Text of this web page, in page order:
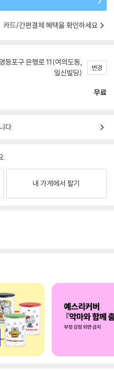
카드/간편결제 혜택을 확인하세요
등포구 은행로 11(여의도동,
일신빌딩)
변경
무료
다.
.
내 가게에서 팔기